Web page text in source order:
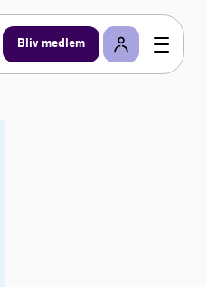
Bliv medlem